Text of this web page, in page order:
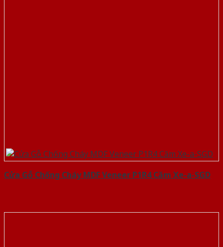
Cửa Gỗ Chống Cháy MDF Veneer P1R4 Căm Xe-a-SGD